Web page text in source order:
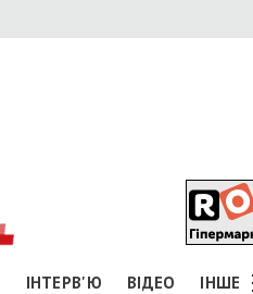
ІНТЕРВ'Ю ВІДЕО ІНШЕ